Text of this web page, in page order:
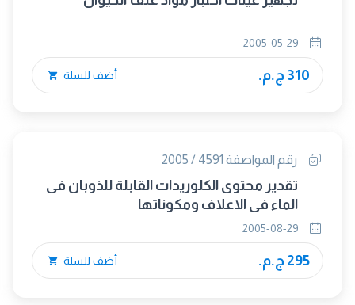
310 ج.م. أضف للسلة
رقم المواصفة 4591 / 2005
تقدير محتوى الكلوريدات القابلة للذوبان فى
الماء فى الاعلاف ومكوناتها
295 ج.م. أضف للسلة